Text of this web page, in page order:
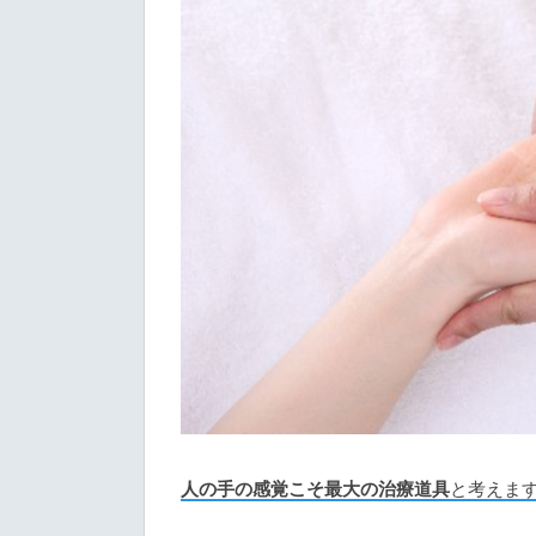
人の手の感覚こそ最大の治療道具と考えま